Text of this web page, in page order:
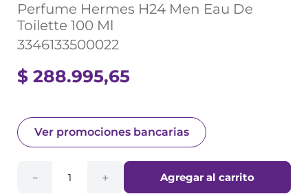
Perfume Hermes H24 Men Eau De
Toilette 100 Ml
3346133500022
$ 288.995,65
Ver promociones bancarias
＋
－ Agregar al carrito